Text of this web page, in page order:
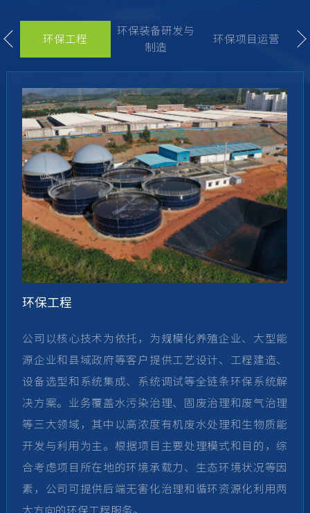
环保工程
环保装备研发与
制造
环保项目运营
环保工程
公司以核心技术为依托，为规模化养殖企业、大型能
源企业和县域政府等客户提供工艺设计、工程建造、
设备选型和系统集成、系统调试等全链条环保系统解
决方案。业务覆盖水污染治理、固废治理和废气治理
等三大领域，其中以高浓度有机废水处理和生物质能
开发与利用为主。根据项目主要处理模式和目的，综
合考虑项目所在地的环境承载力、生态环境状况等因
素，公司可提供后端无害化治理和循环资源化利用两
大方向的环保工程服务。
环保装备研发与制造
拼装式罐体根据防腐涂层主要分为搪瓷拼装罐和环
氧拼装罐。
环保项目运营
公司根据客户需求，为环保项目提供专业的运营服
务。公司基于对环保技术的沉淀和项目经验的积累，
实现核心技术应用向产业链进行纵向延伸，为废水治
理系统稳定运行提供专业的支持服务。运营服务主要
系畜禽养殖废水处理项目运营，并向村镇生活污水处
理项目运营拓展。公司环保运营的亮点主要是依托智
慧环保运营系统实现环保运营的远程化管理。智慧环
保运营系统可实现对运营项目的实时监控、监测和控
制，并对运营点的运营人员、物料、设备进行精细化
生物质资源循环利用
投资运营生物质资源综合利用项目，将农林废弃物转
化为有机肥、生物质能源等可再生资源，构建绿色循
环产业链。
有机肥生产与销售
公司践行绿色循环经济理念，利用畜禽粪污通过无害
化处理和生物发酵，生产优质有机肥，有效提升土壤
质量，帮助农作物增收，实现耕地可持续生产。公司
主营产品有生物有机肥料、有机肥料、复合微生物肥
料、含腐植酸水溶肥等；自有品牌包括“农家
绿”“达益农”“汇科特”“滴可富”等，产品曾荣
获“广东省名牌产品”称号，畅销我国海南、广西、
广东、江西等重要经济作物种植区域。